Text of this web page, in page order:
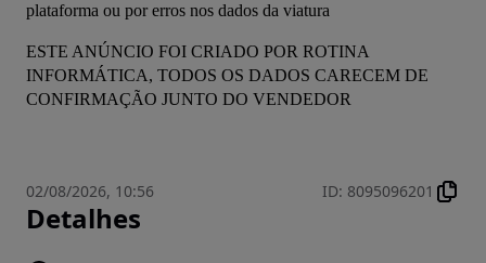
plataforma ou por erros nos dados da viatura
ESTE ANÚNCIO FOI CRIADO POR ROTINA
INFORMÁTICA, TODOS OS DADOS CARECEM DE
CONFIRMAÇÃO JUNTO DO VENDEDOR
02/08/2026, 10:56 ID: 8095096201
Detalhes